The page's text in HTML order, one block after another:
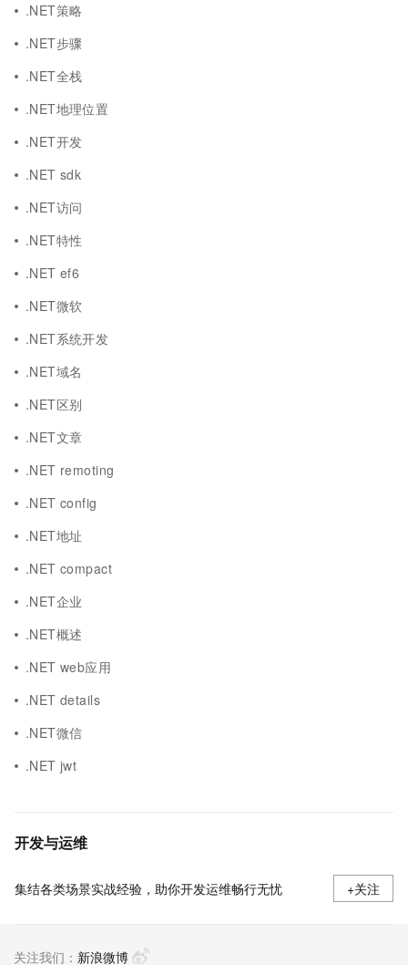
.NET策略
.NET步骤
.NET全栈
.NET地理位置
.NET开发
.NET sdk
.NET访问
.NET特性
.NET ef6
.NET微软
.NET系统开发
.NET域名
.NET区别
.NET文章
.NET remoting
.NET config
.NET地址
.NET compact
.NET企业
.NET概述
.NET web应用
.NET details
.NET微信
.NET jwt
开发与运维
集结各类场景实战经验，助你开发运维畅行无忧 +关注
关注我们： 新浪微博